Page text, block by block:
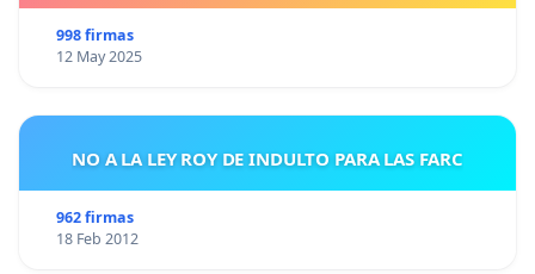
998 firmas
12 May 2025
NO A LA LEY ROY DE INDULTO PARA LAS FARC
962 firmas
18 Feb 2012